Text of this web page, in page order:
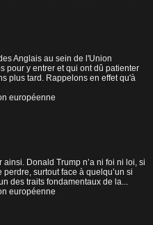
Anglais au sein de l'Union
pour y entrer et qui ont dû patienter
plus tard. Rappelons en effet qu'à
européenne
Donald Trump n’a ni foi ni loi, si
surtout face à quelqu’un si
des traits fondamentaux de la...
européenne